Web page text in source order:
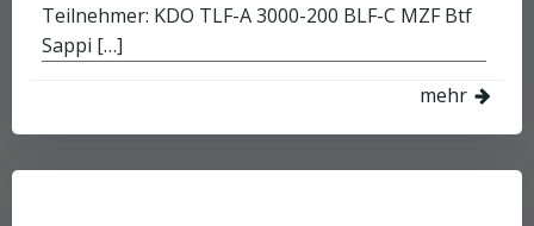
Teilnehmer: KDO TLF-A 3000-200 BLF-C MZF Btf
Sappi […]
mehr